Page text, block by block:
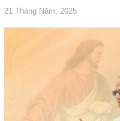
21 Tháng Năm, 2025